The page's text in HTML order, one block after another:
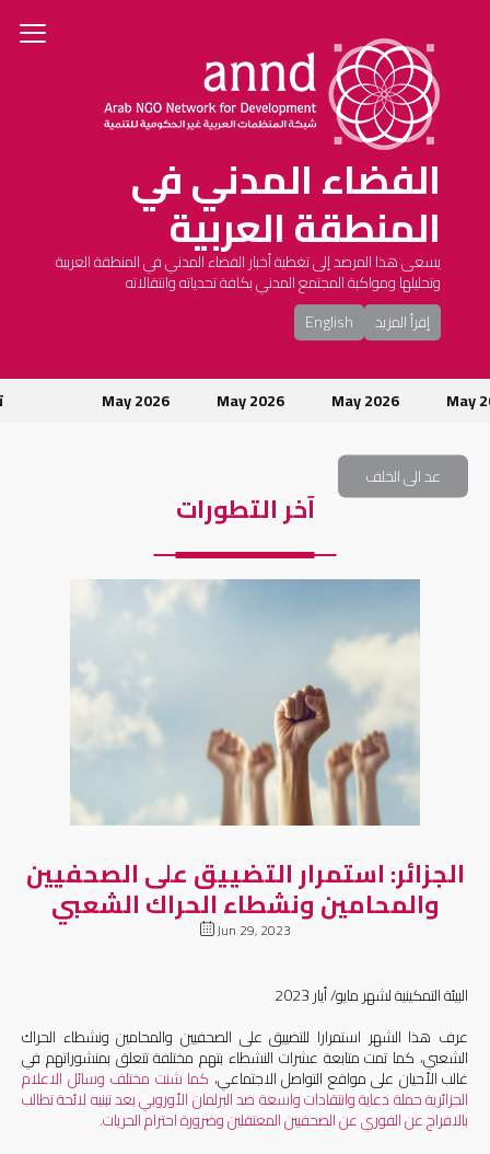
الفضاء المدني في
المنطقة العربية
يسعى هذا المرصد إلى تغطية أخبار الفضاء المدني في المنطقة العربية
وتحليلها ومواكبة المجتمع المدني بكافة تحدياته وانتقالاته
إقرأ المزيد
English
May 2026 May 2026 May 2026 May
آخر التطورات
عد الى الخلف
الجزائر: استمرار التضييق على الصحفيين
والمحامين ونشطاء الحراك الشعبي
Jun 29, 2023
البيئة التمكينية لشهر مايو/ أيار 2023
عرف هذا الشهر استمرارا للتضييق على الصحفيين والمحامين ونشطاء الحراك
الشعبي، كما تمت متابعة عشرات النشطاء بتهم مختلفة تتعلق بمنشوراتهم في
غالب الأحيان على مواقع التواصل الاجتماعي، كما شنت مختلف وسائل الاعلام
الجزائرية حملة دعاية وانتقادات واسعة ضد البرلمان الأوروبي بعد تبنيه لائحة تطالب
بالافراج عن الفوري عن الصحفيين المعتقلين وضرورة احترام الحريات.